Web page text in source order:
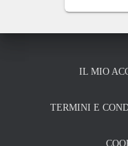
IL MIO
TERMINI E